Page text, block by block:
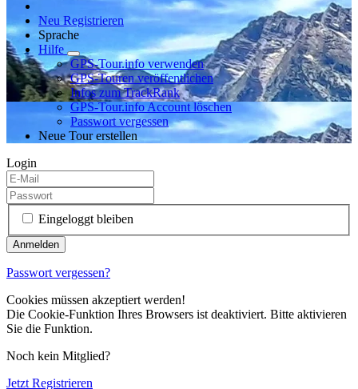
Neu Registrieren
Sprache
Hilfe
GPS-Tour.info verwenden
GPS-Touren veröffentlichen
Infos zum TrackRank
GPS-Tour.info Account löschen
Passwort vergessen
Neue Tour erstellen
Login
Eingeloggt bleiben
Passwort vergessen?
Cookies müssen akzeptiert werden!
Die Cookie-Funktion Ihres Browsers ist deaktiviert. Bitte aktivieren
Sie die Funktion.
Noch kein Mitglied?
Jetzt Registrieren